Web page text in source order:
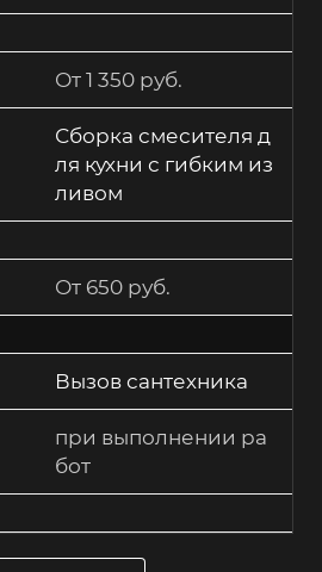
От 1 350 руб.
Сборка смесителя д
ля кухни с гибким из
ливом
От 650 руб.
Вызов сантехника
при выполнении ра
бот